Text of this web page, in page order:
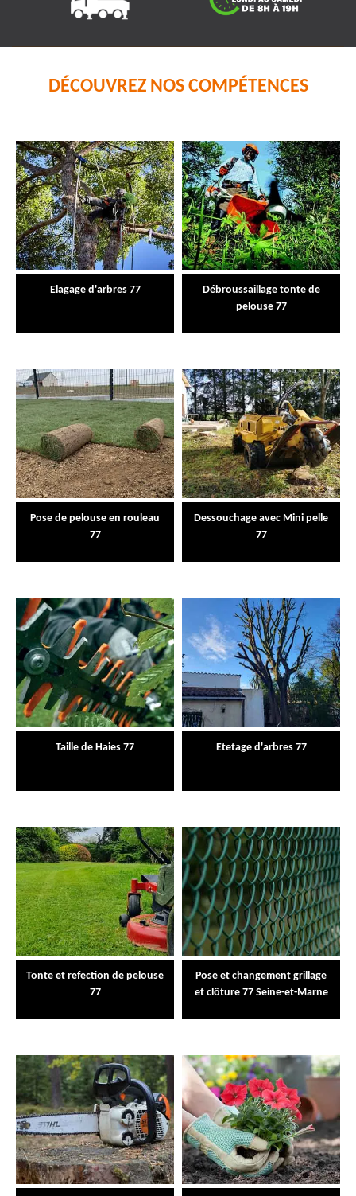
DÉCOUVREZ NOS COMPÉTENCES
Elagage d'arbres 77
Débroussaillage tonte de
pelouse 77
Pose de pelouse en rouleau
77
Dessouchage avec Mini pelle
77
Taille de Haies 77 Etetage d'arbres 77
Tonte et refection de pelouse
77
Pose et changement grillage
et clôture 77 Seine-et-Marne